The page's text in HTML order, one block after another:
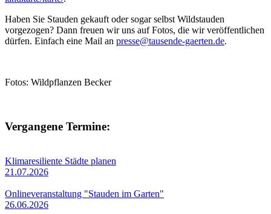
Haben Sie Stauden gekauft oder sogar selbst Wildstauden
vorgezogen? Dann freuen wir uns auf Fotos, die wir veröffentlichen
dürfen. Einfach eine Mail an presse@tausende-gaerten.de.
Fotos: Wildpflanzen Becker
Vergangene Termine:
Klimaresiliente Städte planen
21.07.2026
Onlineveranstaltung "Stauden im Garten"
26.06.2026